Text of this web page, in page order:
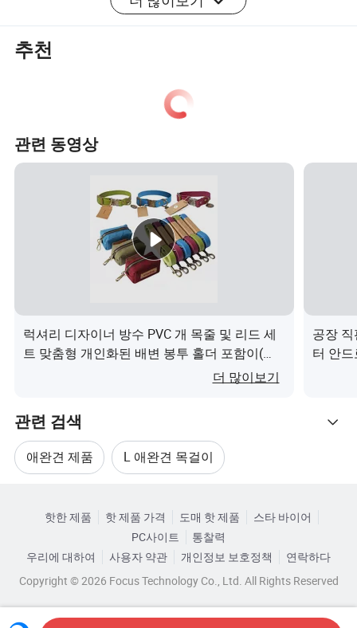
OEM: Accpet
ODM: Accpet
단위 판매: 단 하나 품목
단 하나 포장 크기: 14.5X4.7X2.6 cm
총중량: 0.300 kg
포장 유형: 안 단위 칼라 박스, 100 단위 또는 판지
1 -
100
101 -
500
501 -
3000
3 12 15
제품 설명
제품 이름
OEM
Accpet
개정 수준
99 수준은의 Sohck 진동한다
개 Trainning
방수
방수 고리
특징
Eco-Friendly, 구입하는
추천
관련 동영상
럭셔리 디자이너 방수 PVC 개 목줄 및 리드 세
트 맞춤형 개인화된 배변 봉투 홀더 포함이(가)
더 많이보기
공장
터 안
관련 검색
애완견 제품 L 애완견 목걸이
개 옷 애완동물 제품 애완견 목줄
카테고리로 찾아보기
핫한 제품 핫 제품 가격 도매 핫 제품
스타 바이어
PC사이트
통찰력
우리에 대하여
사용자 약관 개인정보 보호정책
연락하다
Copyright © 2026 Focus Technology Co., Ltd. All Rights Reserved